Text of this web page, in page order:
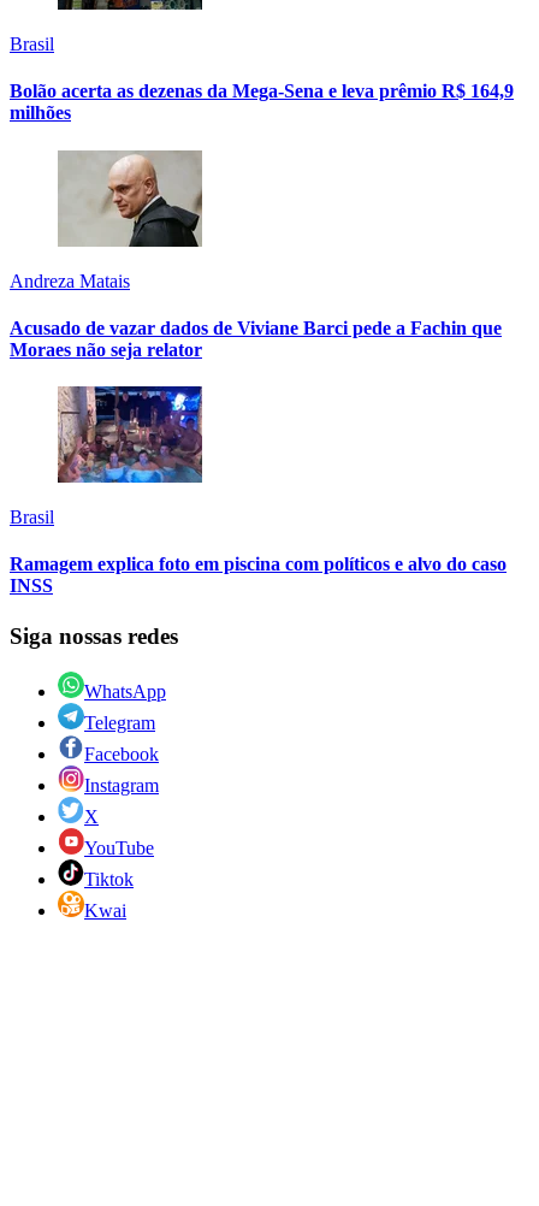
Brasil
Bolão acerta as dezenas da Mega-Sena e leva prêmio R$ 164,9
milhões
Andreza Matais
Acusado de vazar dados de Viviane Barci pede a Fachin que
Moraes não seja relator
Brasil
Ramagem explica foto em piscina com políticos e alvo do caso
INSS
Siga nossas redes
WhatsApp
Telegram
Facebook
Instagram
X
YouTube
Tiktok
Kwai